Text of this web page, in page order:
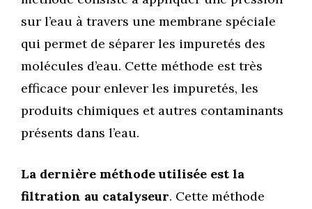
sur l’eau à travers une membrane spéciale
qui permet de séparer les impuretés des
molécules d’eau. Cette méthode est très
efficace pour enlever les impuretés, les
produits chimiques et autres contaminants
présents dans l’eau.
La dernière méthode utilisée est la
filtration au catalyseur. Cette méthode